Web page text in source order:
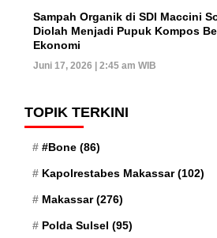
Sampah Organik di SDI Maccini
Diolah Menjadi Pupuk Kompos
Ekonomi
Juni 17, 2026 | 2:45 am WIB
TOPIK TERKINI
#Bone (86)
Kapolrestabes Makassar(102)
Makassar(276)
Polda Sulsel (95)